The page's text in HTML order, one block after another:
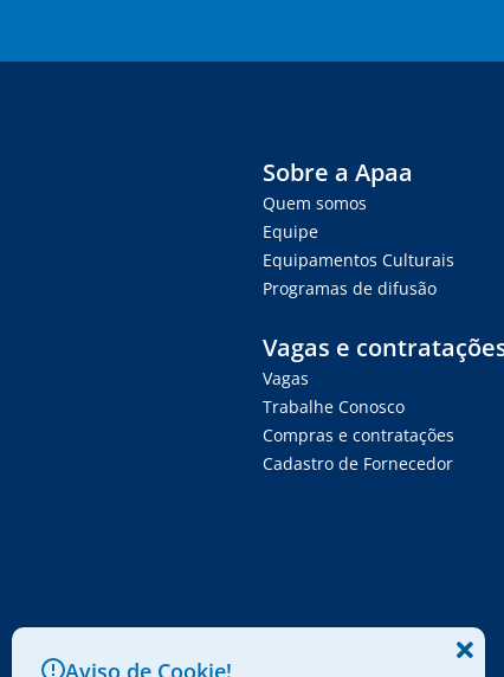
Sobre a Apaa
Quem somos
Equipe
Equipamentos Culturais
Programas de difusão
Vagas e
Vagas
Trabalhe Conosco
Compras e contratações
Cadastro de Fornecedor